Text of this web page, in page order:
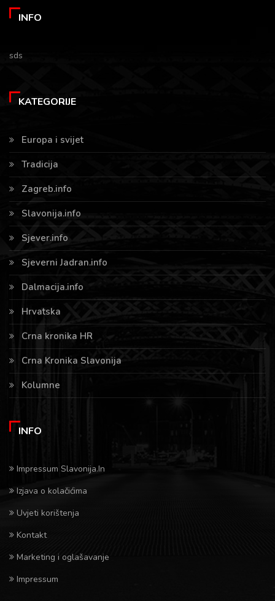
INFO
sds
KATEGORIJE
Europa i svijet
Tradicija
Zagreb.info
Slavonija.info
Sjever.info
Sjeverni Jadran.info
Dalmacija.info
Hrvatska
Crna kronika HR
Crna Kronika Slavonija
Kolumne
INFO
Impressum Slavonija.In
Izjava o kolačićima
Uvjeti korištenja
Kontakt
Marketing i oglašavanje
Impressum